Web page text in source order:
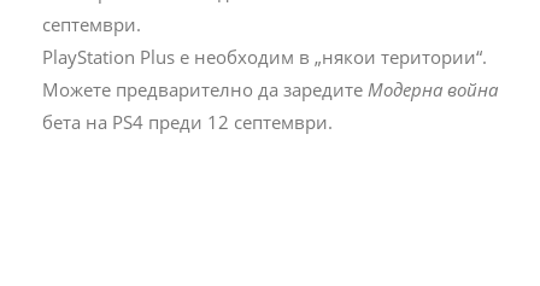
септември.
PlayStation Plus е необходим в „някои територии“.
Можете предварително да заредите Модерна война
бета на PS4 преди 12 септември.